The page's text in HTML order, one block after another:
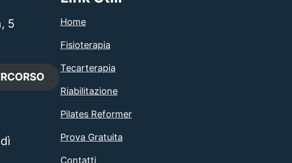
5
Home
Fisioterapia
Tecarterapia
Riabilitazione
Pilates Reformer
Prova Gratuita
Contatti